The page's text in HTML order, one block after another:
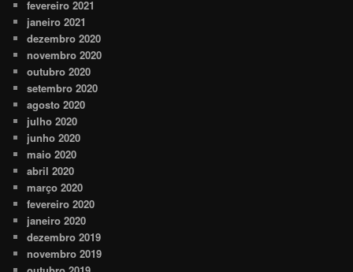
fevereiro 2021
janeiro 2021
dezembro 2020
novembro 2020
outubro 2020
setembro 2020
agosto 2020
julho 2020
junho 2020
maio 2020
abril 2020
março 2020
fevereiro 2020
janeiro 2020
dezembro 2019
novembro 2019